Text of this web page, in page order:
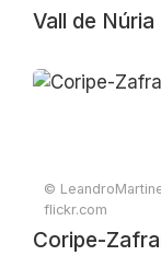
Vall de Núria
©
flickr.com
Coripe-